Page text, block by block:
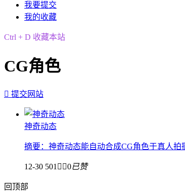
我要提交
我的收藏
Ctrl + D 收藏本站
CG角色
 提交网站
神奇动态
摘要：神奇动态能自动合成CG角色于真人拍
12-30 501  0已赞
回顶部